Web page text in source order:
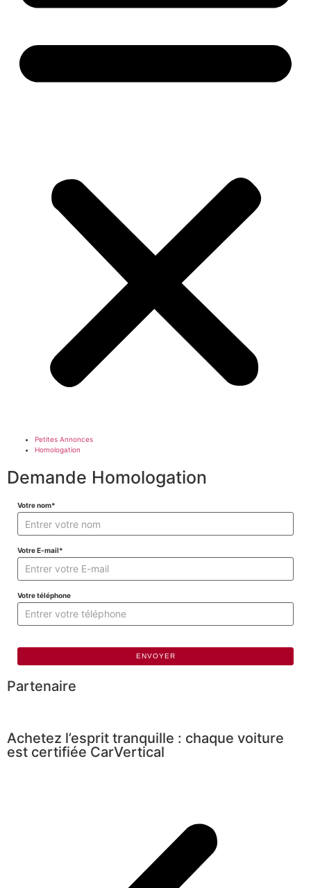
Petites Annonces
Homologation
Demande Homologation
Votre nom*
Votre E-mail*
Votre téléphone
Partenaire
Achetez l’esprit tranquille : chaque voiture
est certifiée CarVertical